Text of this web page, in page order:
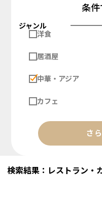
条
ジャンル
洋食
居酒屋
中華・アジア
カフェ
さ
検索結果：レストラン・